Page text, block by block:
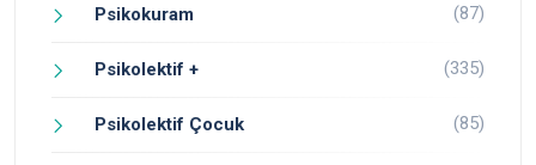
Psikokuram (87)
Psikolektif + (335)
Psikolektif Çocuk (85)